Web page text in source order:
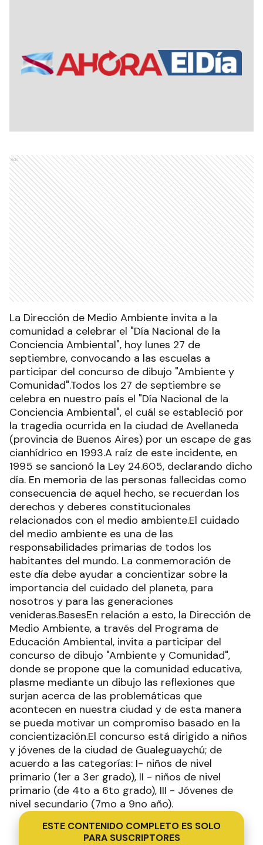
Ads
La Dirección de Medio Ambiente invita a la
comunidad a celebrar el "Día Nacional de la
Conciencia Ambiental", hoy lunes 27 de
septiembre, convocando a las escuelas a
participar del concurso de dibujo "Ambiente y
Comunidad".Todos los 27 de septiembre se
celebra en nuestro país el "Día Nacional de la
Conciencia Ambiental", el cuál se estableció por
la tragedia ocurrida en la ciudad de Avellaneda
(provincia de Buenos Aires) por un escape de gas
cianhídrico en 1993.A raíz de este incidente, en
1995 se sancionó la Ley 24.605, declarando dicho
día. En memoria de las personas fallecidas como
consecuencia de aquel hecho, se recuerdan los
derechos y deberes constitucionales
relacionados con el medio ambiente.El cuidado
del medio ambiente es una de las
responsabilidades primarias de todos los
habitantes del mundo. La conmemoración de
este día debe ayudar a concientizar sobre la
importancia del cuidado del planeta, para
nosotros y para las generaciones
venideras.BasesEn relación a esto, la Dirección de
Medio Ambiente, a través del Programa de
Educación Ambiental, invita a participar del
concurso de dibujo "Ambiente y Comunidad",
donde se propone que la comunidad educativa,
plasme mediante un dibujo las reflexiones que
surjan acerca de las problemáticas que
acontecen en nuestra ciudad y de esta manera
se pueda motivar un compromiso basado en la
concientización.El concurso está dirigido a niños
y jóvenes de la ciudad de Gualeguaychú; de
acuerdo a las categorías: I- niños de nivel
primario (1er a 3er grado), II - niños de nivel
primario (de 4to a 6to grado), III - Jóvenes de
nivel secundario (7mo a 9no año).
ESTE CONTENIDO COMPLETO ES SOLO
PARA SUSCRIPTORES